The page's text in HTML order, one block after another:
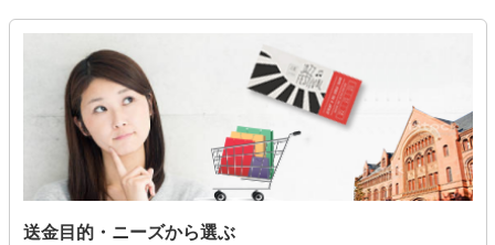
送金目的・ニーズから選ぶ